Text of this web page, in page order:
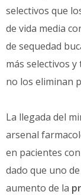
selectivos que
de vida media
de sequedad
más selectivos
no los eliminan
La llegada del
arsenal
en pacientes con
dado que uno
aumento de la